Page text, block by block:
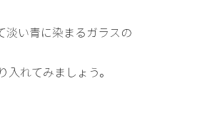
淡い青に染まるガラスの
れてみましょう。